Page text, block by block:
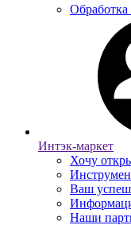
Интэк-маркет
Хочу
Ваш
Наши